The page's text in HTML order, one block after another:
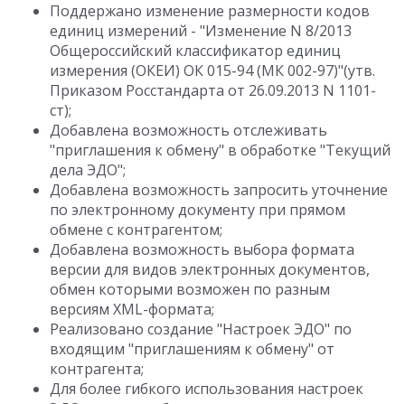
Поддержано изменение размерности кодов
единиц измерений - "Изменение N 8/2013
Общероссийский классификатор единиц
измерения (ОКЕИ) ОК 015-94 (МК 002-97)"(утв.
Приказом Росстандарта от 26.09.2013 N 1101-
ст);
Добавлена возможность отслеживать
"приглашения к обмену" в обработке "Текущий
дела ЭДО";
Добавлена возможность запросить уточнение
по электронному документу при прямом
обмене с контрагентом;
Добавлена возможность выбора формата
версии для видов электронных документов,
обмен которыми возможен по разным
версиям XML-формата;
Реализовано создание "Настроек ЭДО" по
входящим "приглашениям к обмену" от
контрагента;
Для более гибкого использования настроек